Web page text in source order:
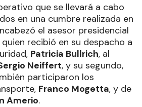
que se llevará a cabo
en una cumbre realizada en
el asesor presidencial
quien recibió en su despacho a
Patricia Bullrich, al
Neiffert, y su segundo,
participaron los
Franco Mogetta, y de
Amerio.